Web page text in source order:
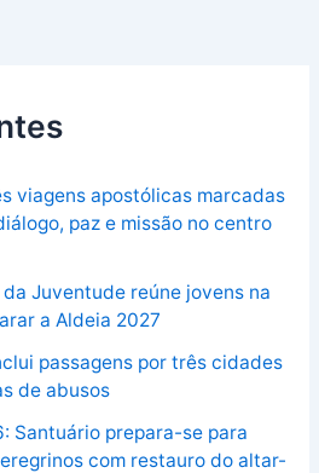
viagens apostólicas marcadas
paz e missão no centro
Juventude reúne jovens na
a Aldeia 2027
passagens por três cidades
de abusos
Santuário prepara-se para
com restauro do altar-